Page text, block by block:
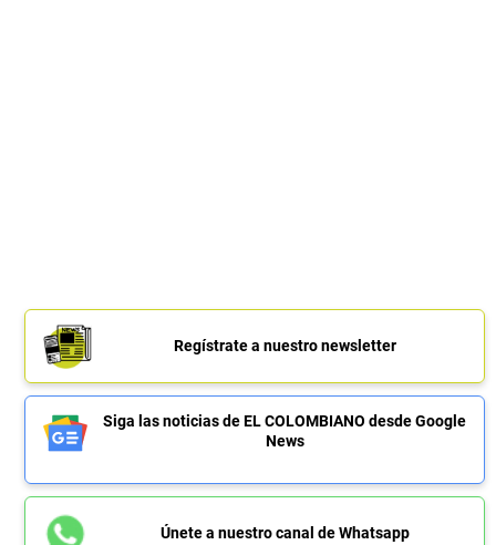
Regístrate a nuestro newsletter
Siga las noticias de EL COLOMBIANO desde Google
News
Únete a nuestro canal de Whatsapp